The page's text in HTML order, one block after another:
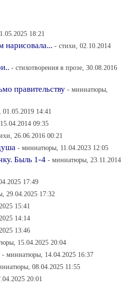
18:21
нарисовала... - стихи, 02.10.2014
- стихотворения в прозе, 30.08.2016
правительству - миниатюры,
01.05.2019 14:41
09:35
26.06.2016 00:21
- миниатюры, 11.04.2023 12:05
Быль 1-4 - миниатюры, 23.11.2014
17:49
29.04.2025 17:32
15:41
14:14
13:46
15.04.2025 20:04
- миниатюры, 14.04.2025 16:37
08.04.2025 11:55
20:01